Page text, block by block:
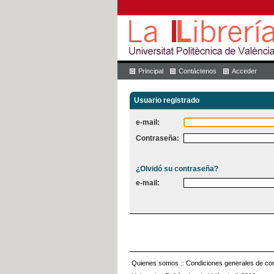
Principal Contáctenos Acceder
Usuario registrado
e-mail:
Contraseña:
¿Olvidó su contraseña?
e-mail:
Quienes somos :: Condiciones generales de